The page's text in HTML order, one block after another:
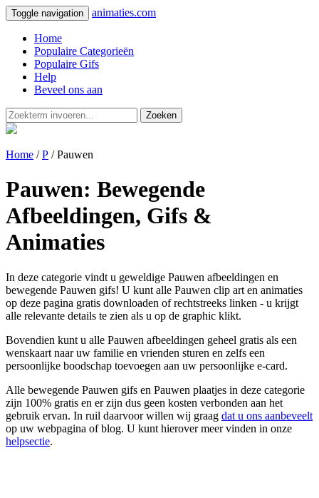
Toggle navigation animaties.com
Home
Populaire Categorieën
Populaire Gifs
Help
Beveel ons aan
Zoeken
Home /P / Pauwen
Pauwen: Bewegende
Afbeeldingen, Gifs &
Animaties
In deze categorie vindt u geweldige Pauwen afbeeldingen en
bewegende Pauwen gifs! U kunt alle Pauwen clip art en animaties
op deze pagina gratis downloaden of rechtstreeks linken - u krijgt
alle relevante details te zien als u op de graphic klikt.
Bovendien kunt u alle Pauwen afbeeldingen geheel gratis als een
wenskaart naar uw familie en vrienden sturen en zelfs een
persoonlijke boodschap toevoegen aan uw persoonlijke e-card.
Alle bewegende Pauwen gifs en Pauwen plaatjes in deze categorie
zijn 100% gratis en er zijn dus geen kosten verbonden aan het
gebruik ervan. In ruil daarvoor willen wij graag dat u ons aanbeveelt
op uw webpagina of blog. U kunt hierover meer vinden in onze
helpsectie.